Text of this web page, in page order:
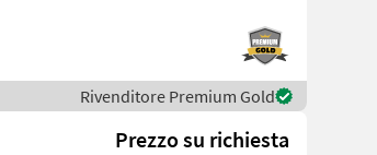
Rivenditore Premium Gold
Prezzo su richiesta